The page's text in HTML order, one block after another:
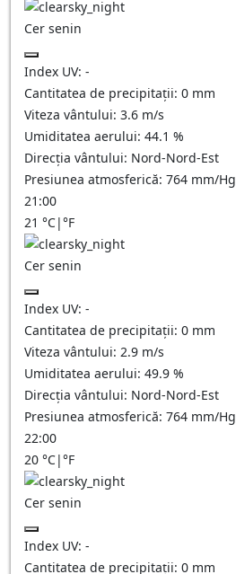
Cer senin
Index UV: -
Cantitatea de precipitații: 0 mm
Viteza vântului: 3.6 m/s
Umiditatea aerului: 44.1 %
Direcția vântului: Nord-Nord-Est
Presiunea atmosferică: 764 mm/Hg
21:00
21 °C|°F
Cer senin
Index UV: -
Cantitatea de precipitații: 0 mm
Viteza vântului: 2.9 m/s
Umiditatea aerului: 49.9 %
Direcția vântului: Nord-Nord-Est
Presiunea atmosferică: 764 mm/Hg
22:00
20 °C|°F
Cer senin
Index UV: -
Cantitatea de precipitații: 0 mm